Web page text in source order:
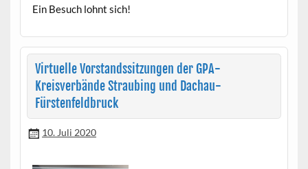
Ein Besuch lohnt sich!
Virtuelle Vorstandssitzungen der GPA-
Kreisverbände Straubing und Dachau-
Fürstenfeldbruck
10. Juli 2020